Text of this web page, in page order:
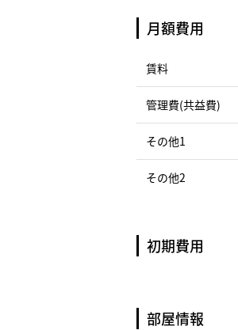
月額費用
賃料
管理費(共益費)
その他1
その他2
初期費用
部屋情報